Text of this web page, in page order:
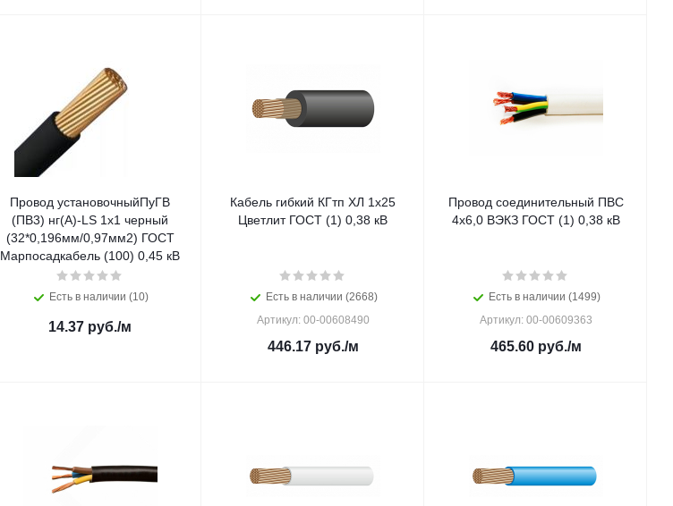
Провод установочныйПуГВ
(ПВ3) нг(А)-LS 1х1 черный
(32*0,196мм/0,97мм2) ГОСТ
Марпосадкабель (100) 0,45 кВ
Есть в наличии (10)
14.37 руб./м
Кабель гибкий КГтп ХЛ 1х25
Цветлит ГОСТ (1) 0,38 кВ
Есть в наличии (2668)
Артикул: 00-00608490
446.17руб./м
Провод соединительный ПВС
4х6,0 ВЭКЗ ГОСТ (1) 0,38 кВ
Есть в наличии (1499)
Артикул: 00-00609363
465.60руб./м